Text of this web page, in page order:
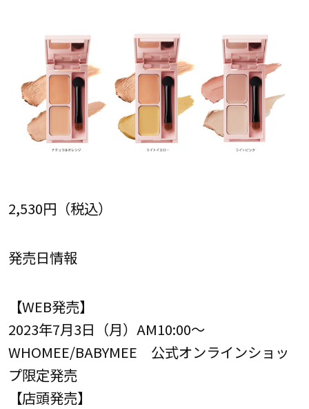
2,530円（税込）
発売日情報
【WEB発売】
2023年7月3日（月）AM10:00～
WHOMEE/BABYMEE 公式オンラインショッ
プ限定発売
【店頭発売】